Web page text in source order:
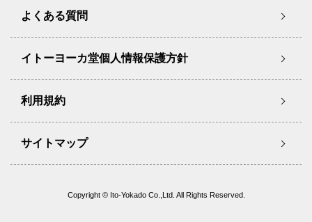
よくある質問
イトーヨーカ堂個人情報保護方針
利用規約
サイトマップ
Copyright © Ito-Yokado Co.,Ltd. All Rights Reserved.